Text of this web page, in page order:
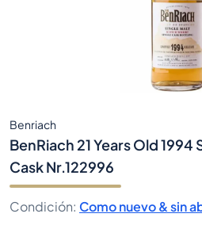
Benriach
BenRiach 21 Years Old
Cask Nr.122996
Condición: Como nuevo & sin